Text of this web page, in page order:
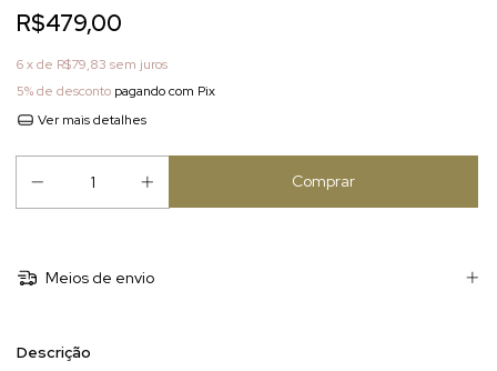
R$479,00
6x de R$79,83 sem juros
5% de desconto pagando com Pix
Ver mais detalhes
Meios de envio
Descrição